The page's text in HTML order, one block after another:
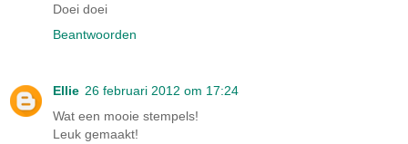
Doei doei
Beantwoorden
Ellie 26 februari 2012 om 17:24
Wat een mooie stempels!
Leuk gemaakt!